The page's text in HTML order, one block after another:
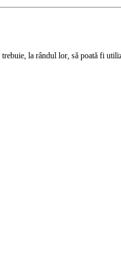
la rândul lor, să poată fi